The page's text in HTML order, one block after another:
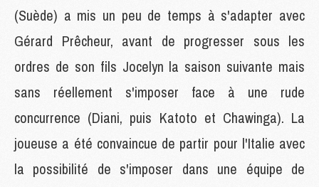
(Suède) a mis un peu de temps à s'adapter avec
Gérard Prêcheur, avant de progresser sous les
ordres de son fils Jocelyn la saison suivante mais
sans réellement s'imposer face à une rude
concurrence (Diani, puis Katoto et Chawinga). La
joueuse a été convaincue de partir pour l'Italie avec
la possibilité de s'imposer dans une équipe de